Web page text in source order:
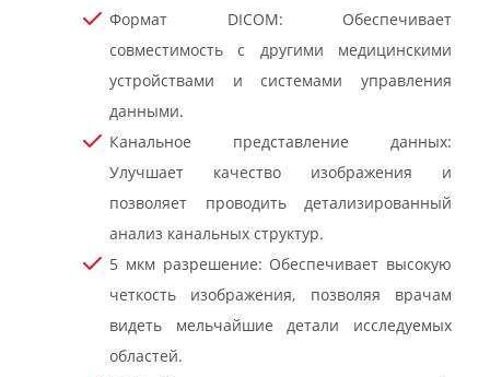
Формат DICOM: Обеспечивает
совместимость с другими медицинскими
устройствами и системами управления
данными.
Канальное представление данных:
Улучшает качество изображения и
позволяет проводить детализированный
анализ канальных структур.
5 мкм разрешение: Обеспечивает высокую
четкость изображения, позволяя врачам
видеть мельчайшие детали исследуемых
областей.